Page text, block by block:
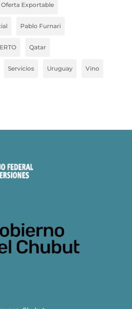
Oferta Exportable
Pablo Furnari
Qatar
Servicios Uruguay Vino